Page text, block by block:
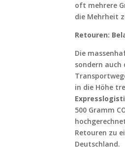
oft mehrere
die Mehrheit
Retouren:
Die
sondern auch
in die Höhe
500 Gramm
Retouren zu
Deutschland.